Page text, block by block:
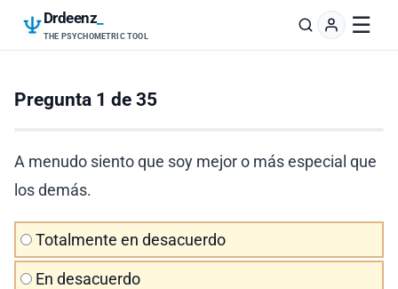
Drdeenz
THE PSYCHOMETRIC TOOL ☰
Pregunta 1 de 35
A menudo siento que soy mejor o más especial que
los demás.
Totalmente en desacuerdo
En desacuerdo